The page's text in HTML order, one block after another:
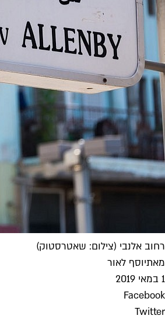
רחוב אלנבי (צילום: שאטרסטוק)
מאתיוסף לאור
1 במאי 2019
Facebook
Twitter